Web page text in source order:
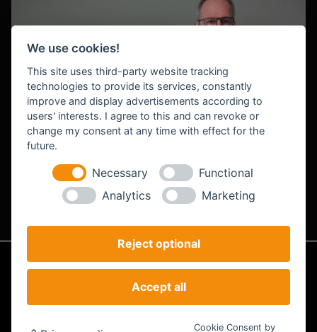
CEO & Projektmanagement
Datenschutz
© STEILSTARTER - Powered by STEILSTARTER |
Cookie-Einstellungen
We use cookies!
This site uses third-party website tracking
technologies to provide its services, constantly
improve and display advertisements according to
users' interests. I agree to this and can revoke or
change my consent at any time with effect for the
future.
Necessary
Functional
Analytics
Marketing
Reject optional
Accept all
Cookie Consent by